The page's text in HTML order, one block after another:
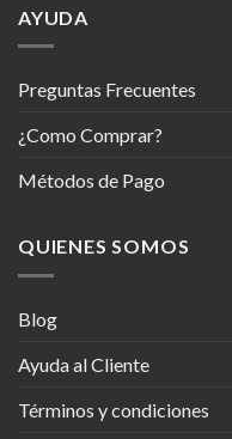
AYUDA
Preguntas Frecuentes
¿Como Comprar?
Métodos de Pago
QUIENES SOMOS
Blog
Ayuda al Cliente
Términos y condiciones